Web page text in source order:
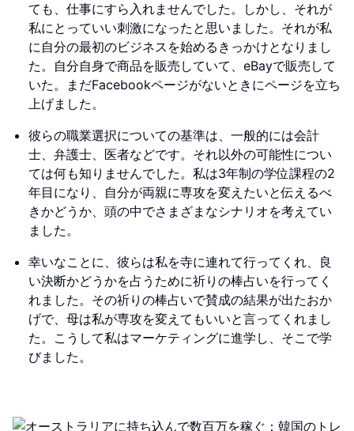
ても、仕事にすら入れませんでした。しかし、それが
私にとっていい刺激になったと思いました。それが私
に自分の最初のビジネスを始めるきっかけとなりまし
た。自分自身で商品を販売していて、eBayで販売して
いた。まだFacebookページがないときにページを立ち
上げました。
彼らの職業選択についての基準は、一般的には会計
士、弁護士、医者などです。それ以外の可能性につい
ては何も知りませんでした。私は3年制の学位課程の2
年目になり、自分が両親に専攻を変えたいと伝えるべ
きかどうか、頭の中でさまざまなシナリオを考えてい
ました。
幸いなことに、彼らは私を寺に連れて行ってくれ、良
い決断かどうかを占うために祈りの棒占いを行ってく
れました。その祈りの棒占いで賛成の結果が出たおか
げで、母は私が専攻を変えてもいいと言ってくれまし
た。こうして私はマーケティングに進学し、そこで学
びました。